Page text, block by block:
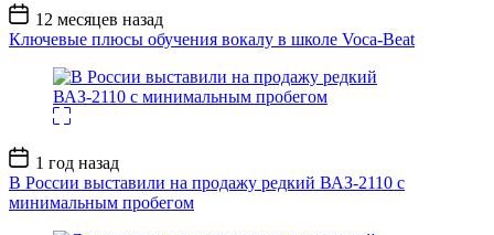
Дата
записи
12 месяцев назад
Ключевые плюсы обучения вокалу в школе Voca-Beat
Дата
записи
1 год назад
В России выставили на продажу редкий ВАЗ-2110 с
минимальным пробегом